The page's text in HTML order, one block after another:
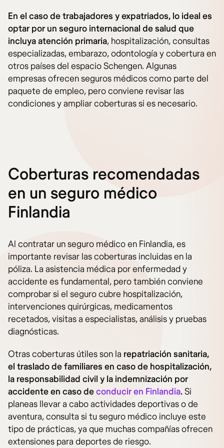
En el caso de trabajadores y expatriados, lo ideal es
optar por un seguro internacional de salud que
incluya atención primaria, hospitalización, consultas
especializadas, embarazo, odontología y cobertura en
otros países del espacio Schengen. Algunas
empresas ofrecen seguros médicos como parte del
paquete de empleo, pero conviene revisar las
condiciones y ampliar coberturas si es necesario.
Coberturas recomendadas
en un seguro médico
Finlandia
Al contratar un seguro médico en Finlandia, es
importante revisar las coberturas incluidas en la
póliza. La asistencia médica por enfermedad y
accidente es fundamental, pero también conviene
comprobar si el seguro cubre hospitalización,
intervenciones quirúrgicas, medicamentos
recetados, visitas a especialistas, análisis y pruebas
diagnósticas.
Otras coberturas útiles son la repatriación sanitaria,
el traslado de familiares en caso de hospitalización,
la responsabilidad civil y la indemnización por
accidente en caso deconducir en Finlandia.Si
planeas llevar a cabo actividades deportivas o de
aventura, consulta si tu seguro médico incluye este
tipo de prácticas, ya que muchas compañías ofrecen
extensiones para deportes de riesgo.